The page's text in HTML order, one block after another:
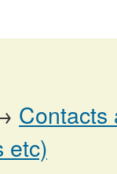
Contacts
etc)